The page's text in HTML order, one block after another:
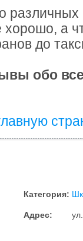
о различных
хорошо, а
до
обо
Категория:
Адрес: